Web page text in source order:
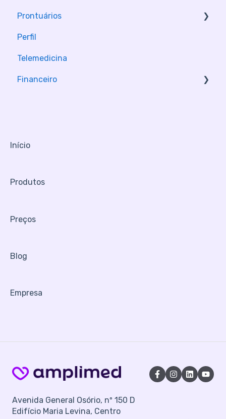
Prontuários
Módulos de consulta
Perfil
Telemedicina
Financeiro
Início
Produtos
Preços
Blog
Empresa
Avenida General Osório, nº 150 D
Edifício Maria Levina, Centro